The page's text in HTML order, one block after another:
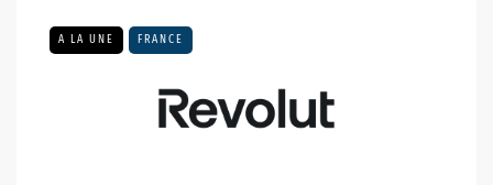
A LA UNE FRANCE